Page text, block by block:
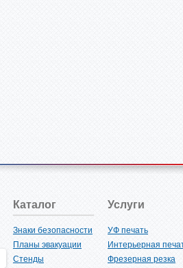
Каталог Услуги
Знаки безопасности
УФ печать
Планы эвакуации
Интерьерная
Стенды Фрезерная резка